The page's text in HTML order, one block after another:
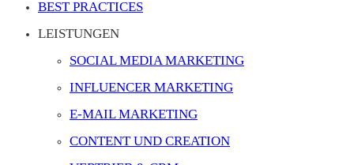
BEST PRACTICES
LEISTUNGEN
SOCIAL MEDIA MARKETING
INFLUENCER MARKETING
E-MAIL MARKETING
CONTENT UND CREATION